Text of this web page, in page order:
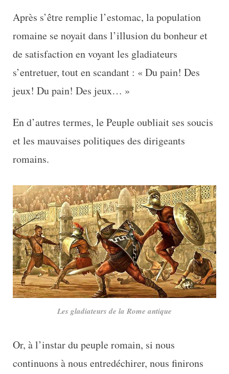
Après s’être remplie l’estomac, la population
romaine se noyait dans l’illusion du bonheur et
de satisfaction en voyant les gladiateurs
s’entretuer, tout en scandant : « Du pain! Des
jeux! Du pain! Des jeux… »
En d’autres termes, le Peuple oubliait ses soucis
et les mauvaises politiques des dirigeants
romains.
Les gladiateurs de la Rome antique
Or, à l’instar du peuple romain, si nous
continuons à nous entredéchirer, nous finirons